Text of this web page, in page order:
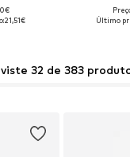
32 de 383
21,51€
Último